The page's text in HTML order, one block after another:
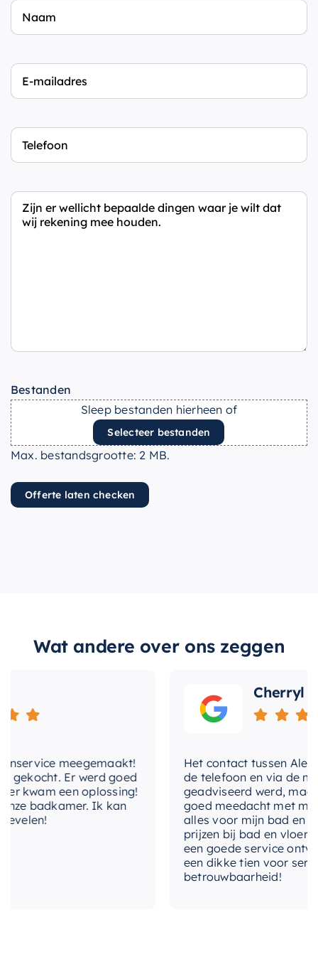
Gegevens
E-
mailadres
Telefoon
Eventueel
extra
Bestanden
Sleep bestanden hierheen of
Selecteer bestanden
Max. bestandsgrootte: 2 MB.
Offerte laten checken
Wat andere over ons zeggen
meegemaakt!
Er werd goed
kwam een oplossing!
badkamer. Ik kan
Cherryl
Het contact tussen Alex
de telefoon en via de
geadviseerd werd, maar
goed meedacht met mij.
alles voor mijn bad en
prijzen bij bad en vloer
een goede service
een dikke tien voor
betrouwbaarheid!